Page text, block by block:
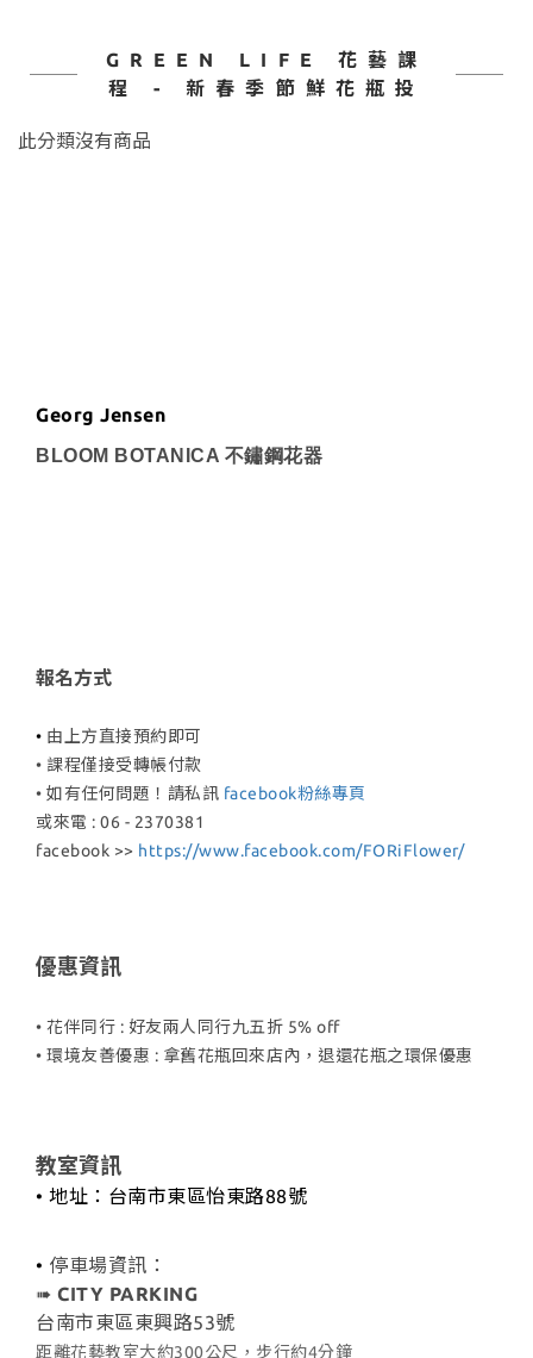
GREEN LIFE 花藝課
程 - 新春季節鮮花瓶投
此分類沒有商品
Georg Jensen
BLOOM BOTANICA 不鏽鋼花器
報名方式
• 由上方直接預約即可
• 課程僅接受轉帳付款
• 如有任何問題 ！請私訊 facebook粉絲專頁
或來電 : 06 - 2370381
facebook >> https://www.facebook.com/FORiFlower/
優惠資訊
• 花伴同行 : 好友兩人同行九五折 5% off
• 環境友善優惠 : 拿舊花瓶回來店內 ，退還花瓶之環保優惠
教室資訊
• 地址：台南市東區怡東路88號
• 停車場資訊：
➠ CITY PARKING
台南市東區東興路53號
距離花藝教室大約300公尺，步行約4分鐘